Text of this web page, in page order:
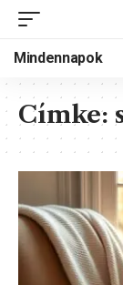
Mindennapok
Címke: